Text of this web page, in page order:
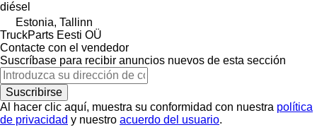
diésel
Estonia, Tallinn
TruckParts Eesti OÜ
Contacte con el vendedor
Suscríbase para recibir anuncios nuevos de esta sección
Suscribirse
Al hacer clic aquí, muestra su conformidad con nuestra política
de privacidad y nuestro acuerdo del usuario.